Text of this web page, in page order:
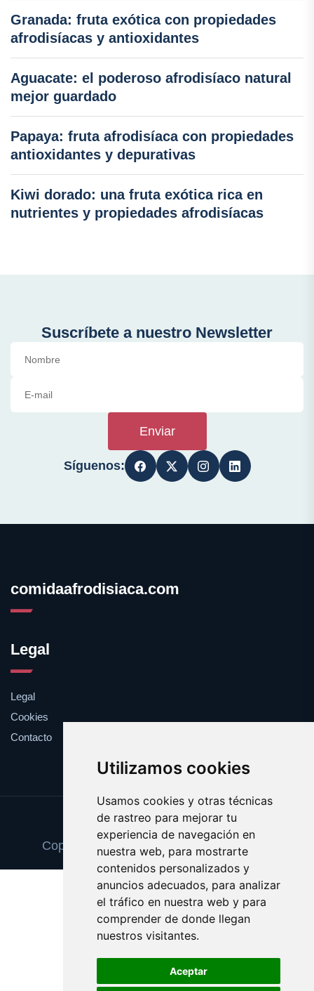
Utilizamos cookies
Usamos cookies y otras técnicas
de rastreo para mejorar tu
experiencia de navegación en
nuestra web, para mostrarte
contenidos personalizados y
anuncios adecuados, para analizar
el tráfico en nuestra web y para
comprender de donde llegan
nuestros visitantes.
Aceptar
Granada: fruta exótica con propiedades
afrodisíacas y antioxidantes
Aguacate: el poderoso afrodisíaco natural
mejor guardado
Papaya: fruta afrodisíaca con propiedades
antioxidantes y depurativas
Kiwi dorado: una fruta exótica rica en
nutrientes y propiedades afrodisíacas
Suscríbete a nuestro Newsletter
Enviar
Síguenos:
comidaafrodisiaca.com
Legal
Legal
Cookies
Contacto
Update cookies preferences
Copyright © 2025 comidaafrodisiaca.com